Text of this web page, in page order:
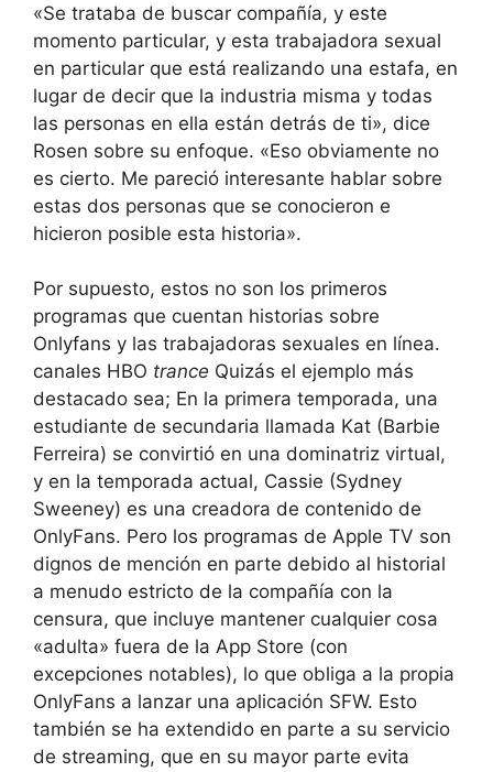
«Se trataba de buscar compañía, y este
momento particular, y esta trabajadora sexual
en particular que está realizando una estafa, en
lugar de decir que la industria misma y todas
las personas en ella están detrás de ti», dice
Rosen sobre su enfoque. «Eso obviamente no
es cierto. Me pareció interesante hablar sobre
estas dos personas que se conocieron e
hicieron posible esta historia».
Por supuesto, estos no son los primeros
programas que cuentan historias sobre
Onlyfans y las trabajadoras sexuales en línea.
canales HBO trance Quizás el ejemplo más
destacado sea; En la primera temporada, una
estudiante de secundaria llamada Kat (Barbie
Ferreira) se convirtió en una dominatriz virtual,
y en la temporada actual, Cassie (Sydney
Sweeney) es una creadora de contenido de
OnlyFans. Pero los programas de Apple TV son
dignos de mención en parte debido al historial
a menudo estricto de la compañía con la
censura, que incluye mantener cualquier cosa
«adulta» fuera de la App Store (con
excepciones notables), lo que obliga a la propia
OnlyFans a lanzar una aplicación SFW. Esto
también se ha extendido en parte a su servicio
de streaming, que en su mayor parte evita